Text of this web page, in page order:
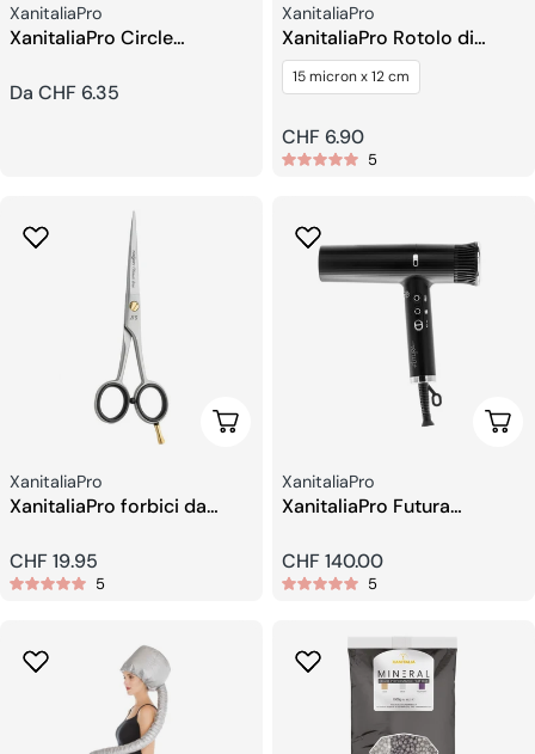
Venditore:
XanitaliaPro
XanitaliaPro Circle
Prezzo
Da CHF 6.35
Venditore:
XanitaliaPro
XanitaliaPro Rotolo di
foglio di alluminio
15 micron x 12 cm
Prezzo
regolare
CHF 6.90
5
Aggiungi Al Carrello
Venditore:
XanitaliaPro
XanitaliaPro forbici da
Prezzo
regolare
CHF 19.95
5
Venditore:
XanitaliaPro
XanitaliaPro Futura
Professionale
Prezzo
regolare
CHF 140.00
5